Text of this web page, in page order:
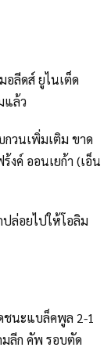
ลีดส์ ยูไนเต็ด
แล้ว
วนเพิ่มเติม ขาด
ค์ ออนเยก้า (เอ็น
ปล่อยไปให้โอลิม
ชนะแบล็คพูล 2-1
มลีก คัพ รอบตัด